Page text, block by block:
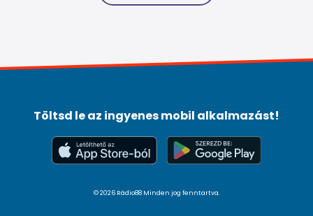
Töltsd le az ingyenes mobil alkalmazást!
© 2026 Rádio88 Minden jog fenntartva.